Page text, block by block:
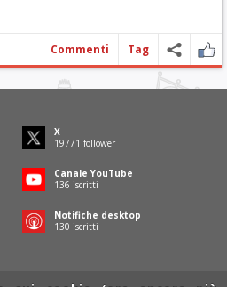
Commenti Tag
X
19771 follower
Canale YouTube
136 iscritti
Notifiche desktop
130 iscritti